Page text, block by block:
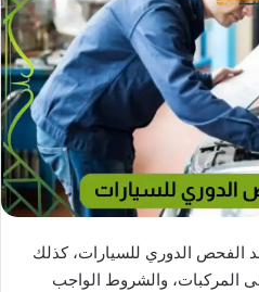
الفحص الدوري للسيارات، كذلك
والشروط الواجب